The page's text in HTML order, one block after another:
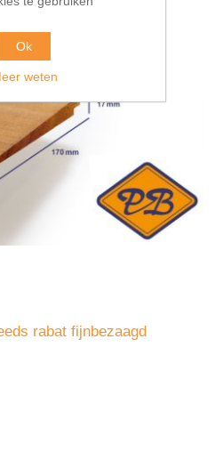
rabat fijnbezaagd
Ok
weten